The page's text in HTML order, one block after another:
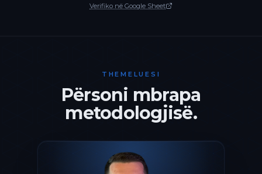
Verifiko në Google Sheet
THEMELUESI
Përsoni mbrapa
metodologjisë.